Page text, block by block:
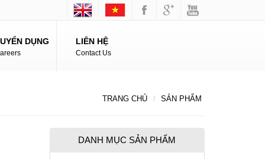
DỤNG LIÊN HỆ
Contact Us
TRANG CHỦ SẢN PHẨM
DANH MỤC SẢN PHẨM